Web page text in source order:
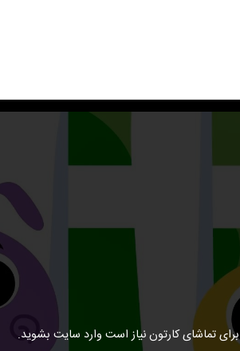
برای تماشای کارتون نیاز است وارد سایت بشوید.